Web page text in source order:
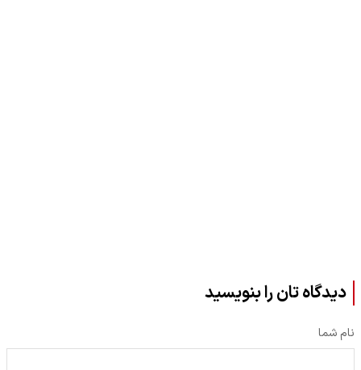
دیدگاه تان را بنویسید
نام شما